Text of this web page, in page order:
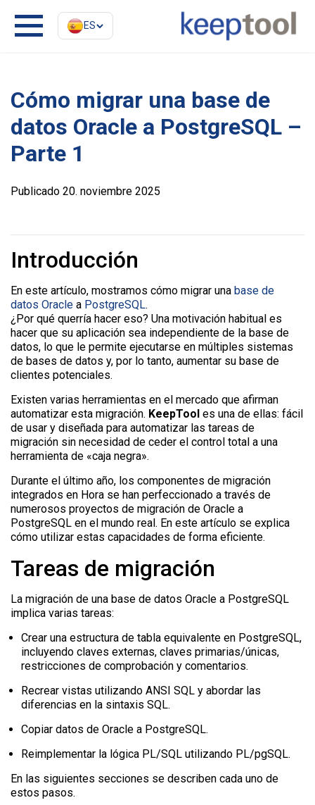
ES
Cómo migrar una base de
datos Oracle a PostgreSQL –
Parte 1
Publicado 20. noviembre 2025
Introducción
En este artículo, mostramos cómo migrar una base de
datos Oracle a PostgreSQL.
¿Por qué querría hacer eso? Una motivación habitual es
hacer que su aplicación sea independiente de la base de
datos, lo que le permite ejecutarse en múltiples sistemas
de bases de datos y, por lo tanto, aumentar su base de
clientes potenciales.
Existen varias herramientas en el mercado que afirman
automatizar esta migración. KeepTool es una de ellas: fácil
de usar y diseñada para automatizar las tareas de
migración sin necesidad de ceder el control total a una
herramienta de «caja negra».
Durante el último año, los componentes de migración
integrados en Hora se han perfeccionado a través de
numerosos proyectos de migración de Oracle a
PostgreSQL en el mundo real. En este artículo se explica
cómo utilizar estas capacidades de forma eficiente.
Tareas de migración
La migración de una base de datos Oracle a PostgreSQL
implica varias tareas:
Crear una estructura de tabla equivalente en PostgreSQL,
incluyendo claves externas, claves primarias/únicas,
restricciones de comprobación y comentarios.
Recrear vistas utilizando ANSI SQL y abordar las
diferencias en la sintaxis SQL.
Copiar datos de Oracle a PostgreSQL.
Reimplementar la lógica PL/SQL utilizando PL/pgSQL.
En las siguientes secciones se describen cada uno de
estos pasos.